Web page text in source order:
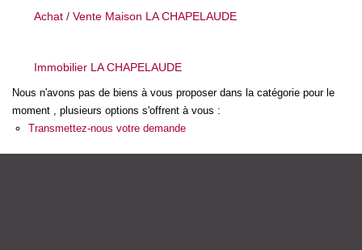
CONTACT
Achat / Vente Maison LA CHAPELAUDE
Immobilier LA CHAPELAUDE
Nous n'avons pas de biens à vous proposer dans la catégorie pour le
moment , plusieurs options s'offrent à vous :
Transmettez-nous votre demande